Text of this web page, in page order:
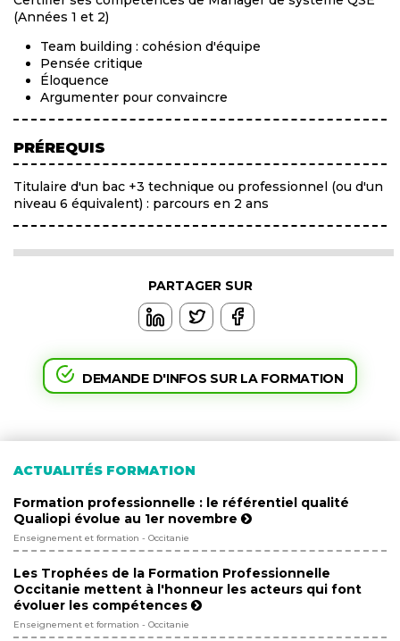
(Années 1 et 2)
Team building : cohésion d'équipe
Pensée critique
Éloquence
Argumenter pour convaincre
PRÉREQUIS
Titulaire d'un bac +3 technique ou professionnel (ou d'un
niveau 6 équivalent) : parcours en 2 ans
DEMANDE D'INFOS SUR LA FORMATION
PARTAGER SUR
ACTUALITÉS FORMATION
Formation professionnelle : le référentiel qualité
Qualiopi évolue au 1er novembre
Enseignement et formation - Occitanie
Les Trophées de la Formation Professionnelle
Occitanie mettent à l'honneur les acteurs qui font
évoluer les compétences
Enseignement et formation - Occitanie